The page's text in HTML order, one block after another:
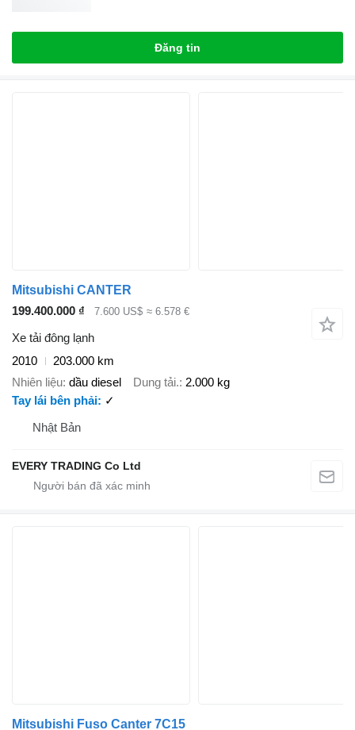
Đăng tin
Mitsubishi CANTER
199.400.000 ₫
7.600 US$ ≈ 6.578 €
Xe tải đông lạnh
2010
203.000 km
Nhiên liệu dầu diesel Dung tải. 2.000 kg
Tay lái bên phải
✓
Nhật Bản
EVERY TRADING Co Ltd
Mitsubishi Fuso Canter 7C15